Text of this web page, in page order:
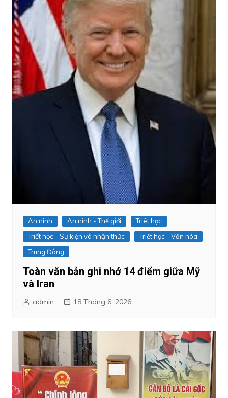
An ninh An ninh - Thế giới
Triêt học
Triết học - Sự kiện và nhận thức
Triết học - Văn hóa
Trung Đông
Toàn văn bản ghi nhớ 14 điểm giữa Mỹ
và Iran
admin 18 Tháng 6, 2026